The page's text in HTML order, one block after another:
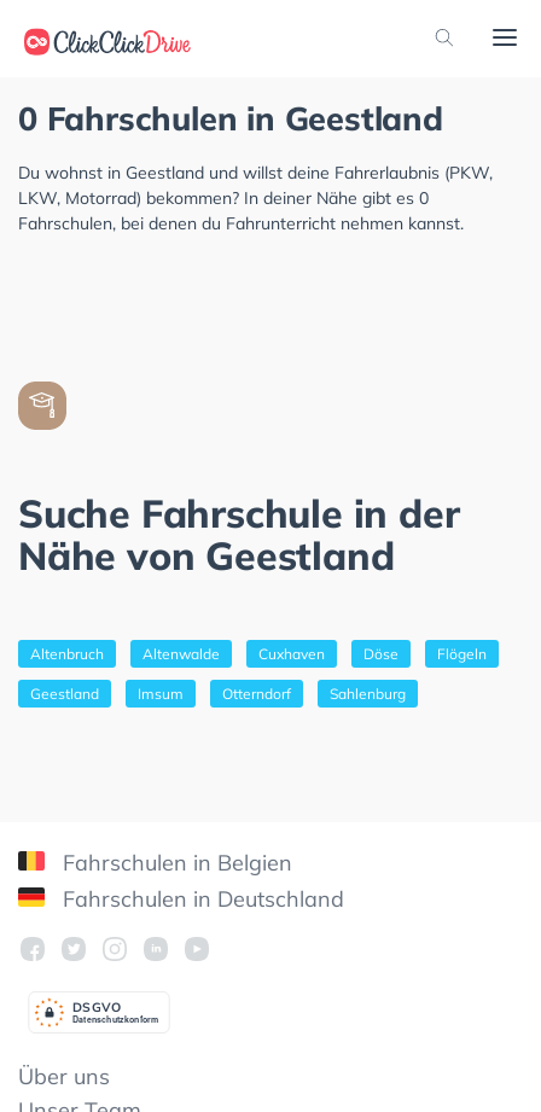
0 Fahrschulen in Geestland
Du wohnst in Geestland und willst deine Fahrerlaubnis (PKW,
LKW, Motorrad) bekommen? In deiner Nähe gibt es 0
Fahrschulen, bei denen du Fahrunterricht nehmen kannst.
Suche Fahrschule in der
Nähe von Geestland
Altenbruch Altenwalde Cuxhaven Döse Flögeln
Geestland Imsum Otterndorf Sahlenburg
Fahrschulen in Belgien
Fahrschulen in Deutschland
Datenschutzkonform
DSGVO
Über uns